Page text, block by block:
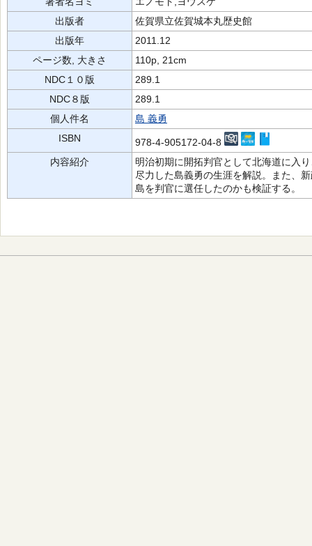
出版者
佐賀県立佐賀城本丸歴史館
出版年
2011.12
ページ数, 大きさ
110p, 21cm
NDC１０版
289.1
NDC８版
289.1
個人件名
島 義勇
ISBN
978-4-905172-04-8
内容紹介
明治初期に開拓判官として北海道に入
尽力した島義勇の生涯を解説。また、
島を判官に選任したのかも検証する。